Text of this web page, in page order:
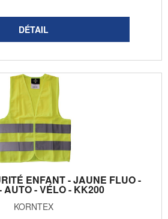
ENFANT - JAUNE FLUO -
AUTO - VÉLO - KK200
KORNTEX